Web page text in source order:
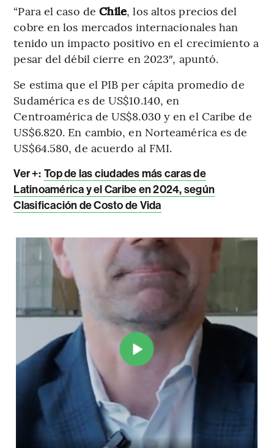
“Para el caso deChile, los altos precios del
cobre en los mercados internacionales han
tenido un impacto positivo en el crecimiento a
pesar del débil cierre en 2023″, apuntó.
Se estima que el PIB per cápita promedio de
Sudamérica es de US$10.140, en
Centroamérica de US$8.030 y en el Caribe de
US$6.820. En cambio, en Norteamérica es de
US$64.580, de acuerdo al FMI.
Ver +: Top de las ciudades más caras de
Latinoamérica y el Caribe en 2024, según
Clasificación de Costo de Vida